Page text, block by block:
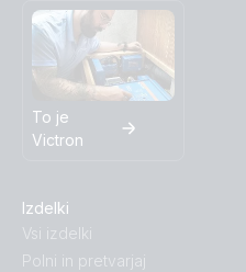
To je
Victron
Izdelki
Vsi izdelki
Polni in pretvarjaj